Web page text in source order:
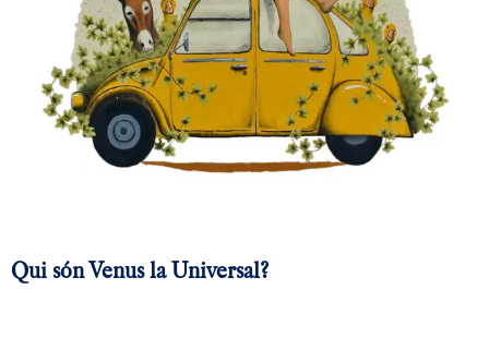
Qui són Venus la Universal?